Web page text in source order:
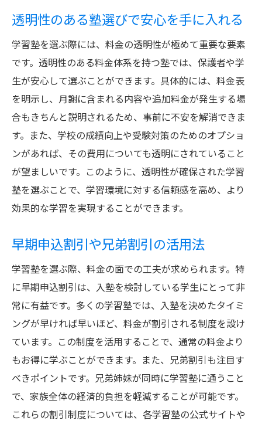
透明性のある塾選びで安心を手に入れる
学習塾を選ぶ際には、料金の透明性が極めて重要な要素
です。透明性のある料金体系を持つ塾では、保護者や学
生が安心して選ぶことができます。具体的には、料金表
を明示し、月謝に含まれる内容や追加料金が発生する場
合もきちんと説明されるため、事前に不安を解消できま
す。また、学校の成績向上や受験対策のためのオプショ
ンがあれば、その費用についても透明にされていること
が望ましいです。このように、透明性が確保された学習
塾を選ぶことで、学習環境に対する信頼感を高め、より
効果的な学習を実現することができます。
早期申込割引や兄弟割引の活用法
学習塾を選ぶ際、料金の面での工夫が求められます。特
に早期申込割引は、入塾を検討している学生にとって非
常に有益です。多くの学習塾では、入塾を決めたタイミ
ングが早ければ早いほど、料金が割引される制度を設け
ています。この制度を活用することで、通常の料金より
もお得に学ぶことができます。また、兄弟割引も注目す
べきポイントです。兄弟姉妹が同時に学習塾に通うこと
で、家族全体の経済的負担を軽減することが可能です。
これらの割引制度については、各学習塾の公式サイトや